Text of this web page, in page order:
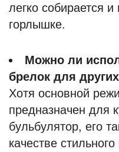
легко собирается
горлышке.
Можно ли
брелок для
Хотя основной
предназначен для
бульбулятор, его
качестве